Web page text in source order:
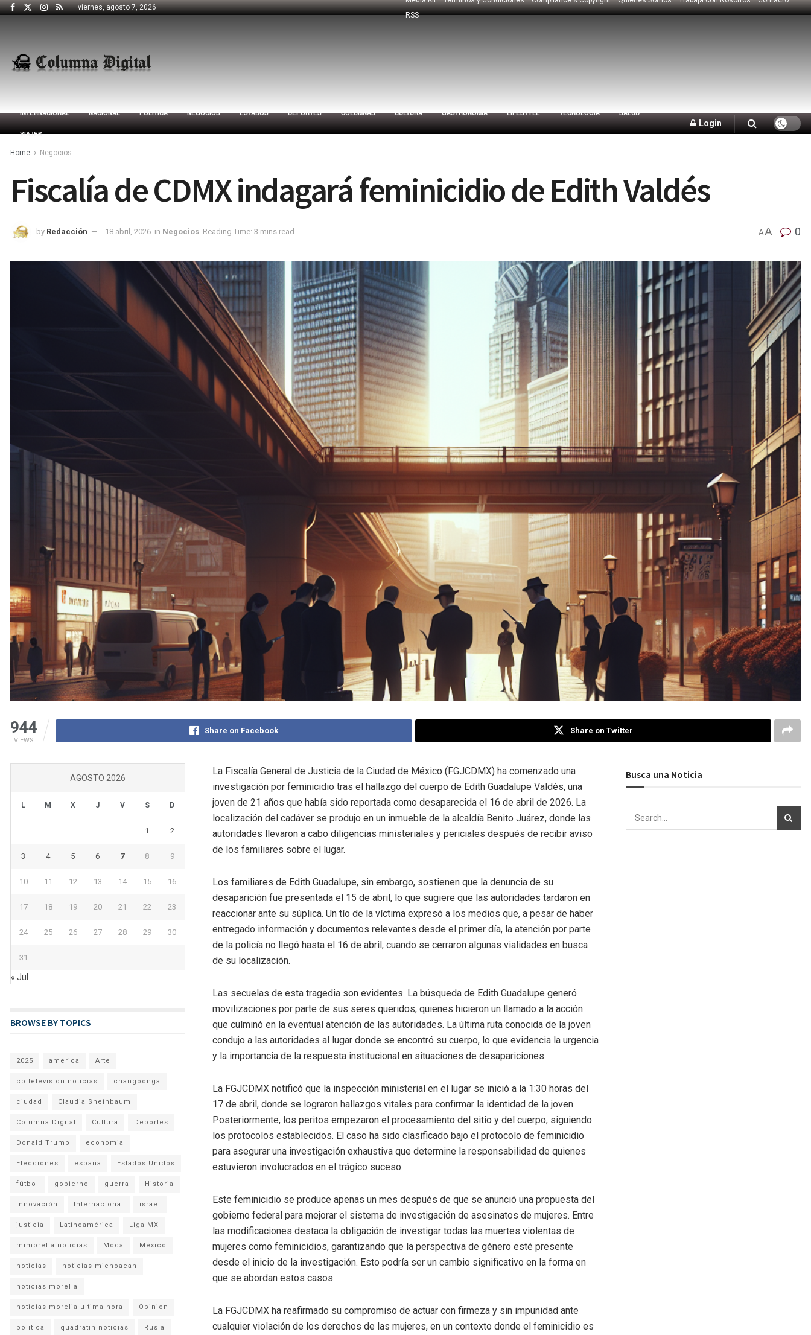
viernes, agosto 7, 2026
RSS
INTERNACIONAL NACIONAL POLÍTICA NEGOCIOS ESTADOS DEPORTES COLUMNAS CULTURA GASTRONOMÍA LIFESTYLE TECNOLOGÍA SALUD
VIAJES
Login
Home Negocios
Fiscalía de CDMX indagará feminicidio de Edith Valdés
by Redacción 18 abril, 2026 in Negocios Reading Time: 3 mins read AA 0
944
VIEWS
Share on Facebook Share on Twitter
La Fiscalía General de Justicia de la Ciudad de México (FGJCDMX) ha comenzado una
investigación por feminicidio tras el hallazgo del cuerpo de Edith Guadalupe Valdés, una
joven de 21 años que había sido reportada como desaparecida el 16 de abril de 2026. La
localización del cadáver se produjo en un inmueble de la alcaldía Benito Juárez, donde las
autoridades llevaron a cabo diligencias ministeriales y periciales después de recibir aviso
de los familiares sobre el lugar.
Los familiares de Edith Guadalupe, sin embargo, sostienen que la denuncia de su
desaparición fue presentada el 15 de abril, lo que sugiere que las autoridades tardaron en
reaccionar ante su súplica. Un tío de la víctima expresó a los medios que, a pesar de haber
entregado información y documentos relevantes desde el primer día, la atención por parte
de la policía no llegó hasta el 16 de abril, cuando se cerraron algunas vialidades en busca
de su localización.
Las secuelas de esta tragedia son evidentes. La búsqueda de Edith Guadalupe generó
movilizaciones por parte de sus seres queridos, quienes hicieron un llamado a la acción
que culminó en la eventual atención de las autoridades. La última ruta conocida de la joven
condujo a las autoridades al lugar donde se encontró su cuerpo, lo que evidencia la urgencia
y la importancia de la respuesta institucional en situaciones de desapariciones.
La FGJCDMX notificó que la inspección ministerial en el lugar se inició a la 1:30 horas del
17 de abril, donde se lograron hallazgos vitales para confirmar la identidad de la joven.
Posteriormente, los peritos empezaron el procesamiento del sitio y del cuerpo, siguiendo
los protocolos establecidos. El caso ha sido clasificado bajo el protocolo de feminicidio
para asegurar una investigación exhaustiva que determine la responsabilidad de quienes
estuvieron involucrados en el trágico suceso.
Este feminicidio se produce apenas un mes después de que se anunció una propuesta del
gobierno federal para mejorar el sistema de investigación de asesinatos de mujeres. Entre
las modificaciones destaca la obligación de investigar todas las muertes violentas de
mujeres como feminicidios, garantizando que la perspectiva de género esté presente
desde el inicio de la investigación. Esto podría ser un cambio significativo en la forma en
que se abordan estos casos.
La FGJCDMX ha reafirmado su compromiso de actuar con firmeza y sin impunidad ante
cualquier violación de los derechos de las mujeres, en un contexto donde el feminicidio es
AGOSTO 2026
L M X J V S D
1 2
3 4 5 6 7 8 9
10 11 12 13 14 15 16
17 18 19 20 21 22 23
24 25 26 27 28 29 30
31
« Jul
BROWSE BY TOPICS
2025 america Arte
cb television noticias changoonga
ciudad Claudia Sheinbaum
Columna Digital Cultura Deportes
Donald Trump economia
Elecciones españa Estados Unidos
fútbol gobierno guerra Historia
Innovación Internacional israel
justicia Latinoamérica Liga MX
mimorelia noticias Moda México
noticias noticias michoacan
noticias morelia
noticias morelia ultima hora Opinion
politica quadratin noticias Rusia
Busca una Noticia